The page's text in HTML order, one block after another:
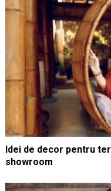
Idei de decor pentru
showroom